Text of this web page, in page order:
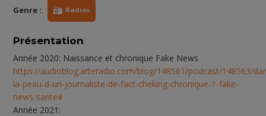
Genre :
Radios
Présentation
Année 2020: Naissance et chronique Fake News
https://audioblog.arteradio.com/blog/148561/podcast/148563/
la-peau-d-un-journaliste-de-fact-cheking-chronique-1-fake-
news-sante#
Année 2021: